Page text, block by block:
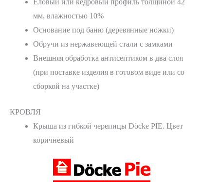
мм, влажностью 10%
Основание под баню (деревянные ножки)
Обручи из нержавеющей стали с замками
Внешняя обработка антисептиком в два слоя
(при поставке изделия в готовом виде или со
сборкой на участке)
КРОВЛЯ
Крыша из гибкой черепицы Döcke PIE. Цвет
коричневый